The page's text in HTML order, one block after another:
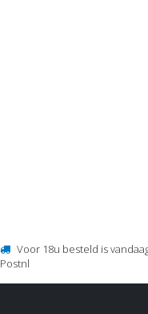
Voor 18u besteld is
Postnl